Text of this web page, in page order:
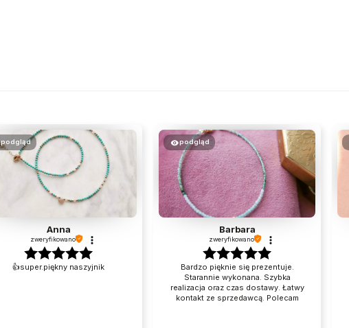
podgląd
Anna
zweryfikowano
👍️super.piękny naszyjnik
podgląd
Barbara
zweryfikowano
Bardzo pięknie się prezentuje.
Starannie wykonana. Szybka
realizacja oraz czas dostawy. Łatwy
kontakt ze sprzedawcą. Polecam